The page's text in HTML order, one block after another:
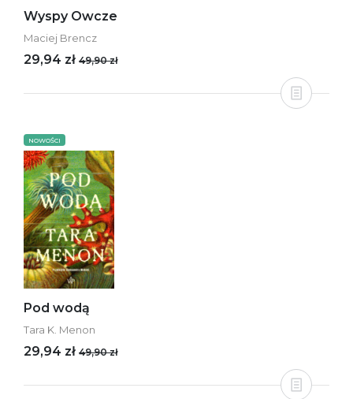
Wyspy Owcze
Maciej Brencz
29,94 zł 49,90 zł
NOWOŚCI
Pod wodą
Tara K. Menon
29,94 zł 49,90 zł